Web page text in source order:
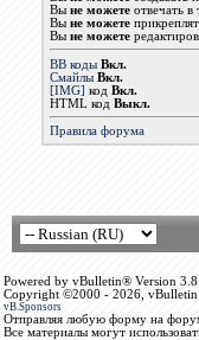
Вы не можетеотвечать в
Вы не можете
Вы не можете
BB коды Вкл.
Смайлы Вкл.
[IMG] код Вкл.
HTML код Выкл.
Правила форума
Powered by vBulletin® Version
Copyright ©2000 - 2026, vBulletin
vB.Sponsors
Отправляя любую форму на
Все материалы могут